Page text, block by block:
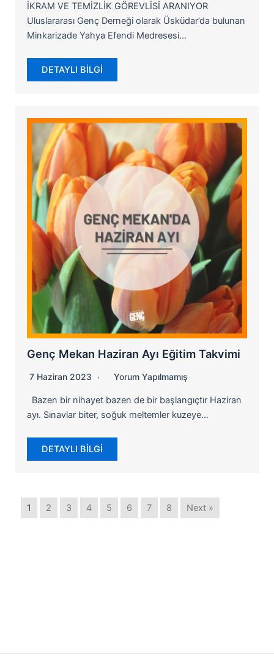
İKRAM VE TEMİZLİK GÖREVLİSİ ARANIYOR
Uluslararası Genç Derneği olarak Üsküdar’da bulunan
Minkarizade Yahya Efendi Medresesi…
DETAYLI BİLGİ
Genç Mekan Haziran Ayı Eğitim Takvimi
7 Haziran 2023 Yorum Yapılmamış
Bazen bir nihayet bazen de bir başlangıçtır Haziran
ayı. Sınavlar biter, soğuk meltemler kuzeye…
DETAYLI BİLGİ
1 2 3 4 5 6 7 8 Next »